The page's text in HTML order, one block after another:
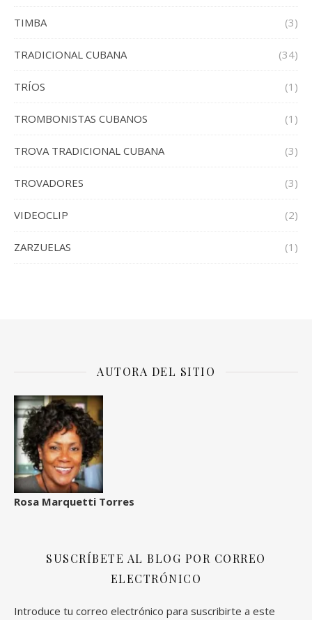
TIMBA (3)
TRADICIONAL CUBANA (34)
TRÍOS (1)
TROMBONISTAS CUBANOS (1)
TROVA TRADICIONAL CUBANA (3)
TROVADORES (3)
VIDEOCLIP (2)
ZARZUELAS (1)
AUTORA DEL SITIO
Rosa Marquetti Torres
SUSCRÍBETE AL BLOG POR CORREO
ELECTRÓNICO
Introduce tu correo electrónico para suscribirte a este